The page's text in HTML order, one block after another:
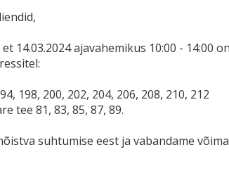
14.03.2024 ajavahemikus 10:00 -
198, 200, 202, 204, 206, 208, 210, 212
tee 81, 83, 85, 87, 89.
suhtumise eest ja vabandame